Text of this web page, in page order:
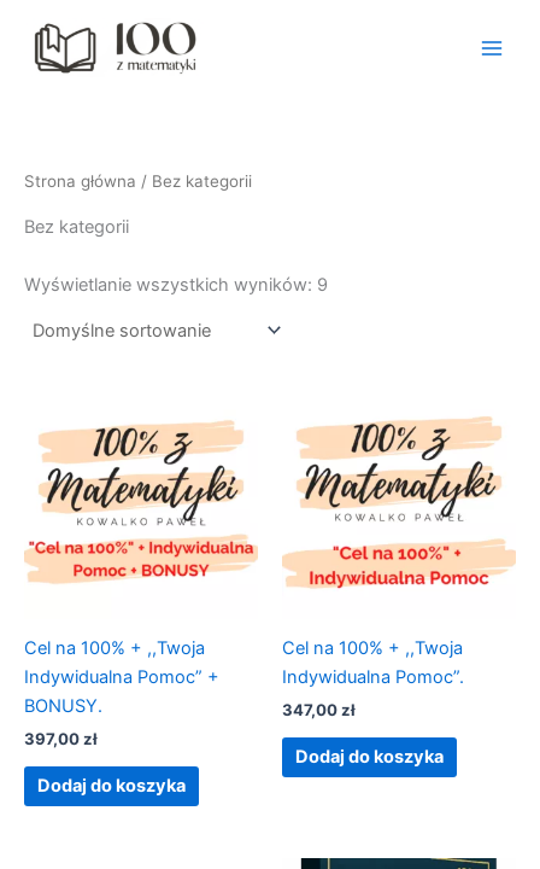
treści
Strona główna / Bez kategorii
Bez kategorii
Wyświetlanie wszystkich wyników: 9
Cel na 100% + ,,Twoja
Indywidualna Pomoc” +
BONUSY.
397,00zł
Dodaj do koszyka
Cel na 100% + ,,Twoja
Indywidualna Pomoc”.
347,00zł
Dodaj do koszyka